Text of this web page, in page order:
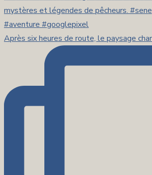
Après six heures de route, le paysage